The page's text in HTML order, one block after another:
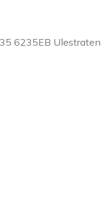
6235EB Ulestraten